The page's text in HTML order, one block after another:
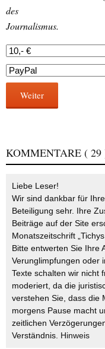
des
Journalismus.
Weiter
KOMMENTARE ( 29
Liebe Leser!
Wir sind dankbar für
Beteiligung sehr. Ihre
Beiträge auf der Site
Monatszeitschrift „Tichys
Bitte entwerten Sie Ihre
Verunglimpfungen oder
Texte schalten wir nicht
moderiert, da die
verstehen Sie, dass die
morgens Pause macht
zeitlichen
Verständnis. Hinweis